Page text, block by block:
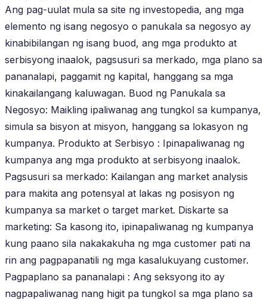
Ang pag-uulat mula sa site ng investopedia, ang mga
elemento ng isang negosyo o panukala sa negosyo ay
kinabibilangan ng isang buod, ang mga produkto at
serbisyong inaalok, pagsusuri sa merkado, mga plano sa
pananalapi, paggamit ng kapital, hanggang sa mga
kinakailangang kaluwagan. Buod ng Panukala sa
Negosyo: Maikling ipaliwanag ang tungkol sa kumpanya,
simula sa bisyon at misyon, hanggang sa lokasyon ng
kumpanya. Produkto at Serbisyo : Ipinapaliwanag ng
kumpanya ang mga produkto at serbisyong inaalok.
Pagsusuri sa merkado: Kailangan ang market analysis
para makita ang potensyal at lakas ng posisyon ng
kumpanya sa market o target market. Diskarte sa
marketing: Sa kasong ito, ipinapaliwanag ng kumpanya
kung paano sila nakakakuha ng mga customer pati na
rin ang pagpapanatili ng mga kasalukuyang customer.
Pagpaplano sa pananalapi : Ang seksyong ito ay
nagpapaliwanag nang higit pa tungkol sa mga plano sa